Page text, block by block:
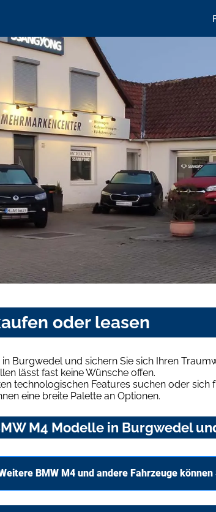
oder leasen
Burgwedel und sichern Sie sich Ihren
lässt fast keine Wünsche offen.
technologischen Features suchen oder
eine breite Palette an Optionen.
M4 Modelle in Burgwedel
BMW M4 und andere Fahrzeuge